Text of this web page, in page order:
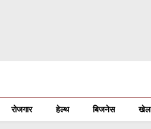
रोजगार हेल्थ बिजनेस खेल